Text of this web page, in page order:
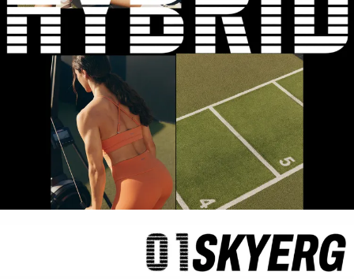
حسب
الجودة
تنزيلات
مشاهدة
بناطيل